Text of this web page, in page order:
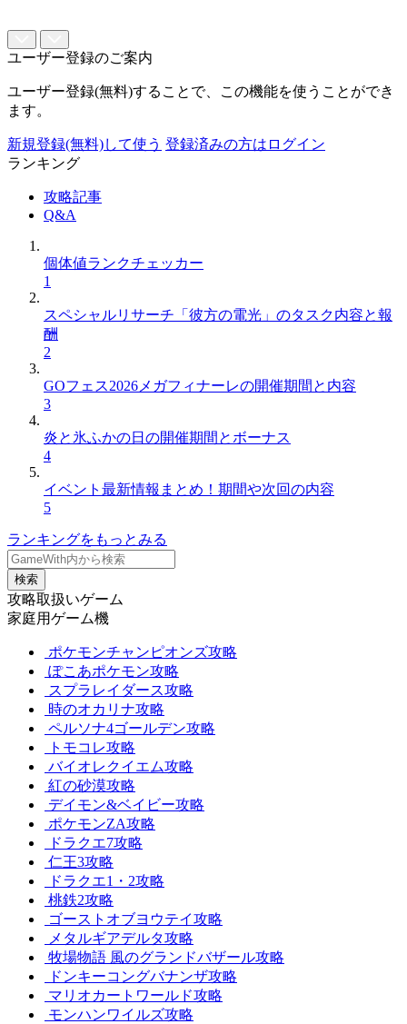
ユーザー登録のご案内
ユーザー登録(無料)することで、この機能を使うことができ
ます。
新規登録(無料)して使う 登録済みの方はログイン
ランキング
攻略記事
Q&A
個体値ランクチェッカー
1
スペシャルリサーチ「彼方の電光」のタスク内容と報
酬
2
GOフェス2026メガフィナーレの開催期間と内容
3
炎と氷ふかの日の開催期間とボーナス
4
イベント最新情報まとめ！期間や次回の内容
5
ランキングをもっとみる
検索
攻略取扱いゲーム
家庭用ゲーム機
ポケモンチャンピオンズ攻略
ぽこあポケモン攻略
スプラレイダース攻略
時のオカリナ攻略
ペルソナ4ゴールデン攻略
トモコレ攻略
バイオレクイエム攻略
紅の砂漠攻略
デイモン&ベイビー攻略
ポケモンZA攻略
ドラクエ7攻略
仁王3攻略
ドラクエ1・2攻略
桃鉄2攻略
ゴーストオブヨウテイ攻略
メタルギアデルタ攻略
牧場物語 風のグランドバザール攻略
ドンキーコングバナンザ攻略
マリオカートワールド攻略
モンハンワイルズ攻略